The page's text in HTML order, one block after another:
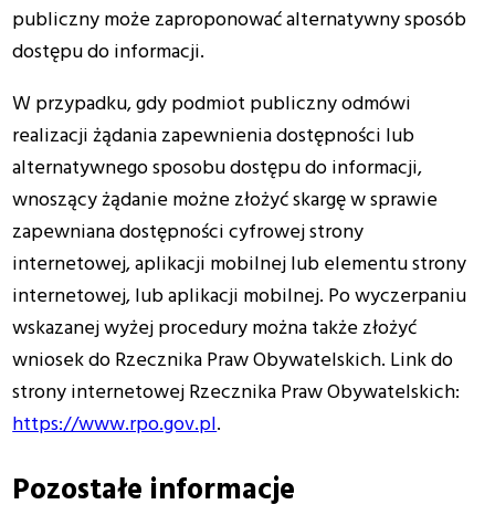
publiczny może zaproponować alternatywny sposób
dostępu do informacji.
W przypadku, gdy podmiot publiczny odmówi
realizacji żądania zapewnienia dostępności lub
alternatywnego sposobu dostępu do informacji,
wnoszący żądanie możne złożyć skargę w sprawie
zapewniana dostępności cyfrowej strony
internetowej, aplikacji mobilnej lub elementu strony
internetowej, lub aplikacji mobilnej. Po wyczerpaniu
wskazanej wyżej procedury można także złożyć
wniosek do Rzecznika Praw Obywatelskich. Link do
strony internetowej Rzecznika Praw Obywatelskich:
https://www.rpo.gov.pl.
Pozostałe informacje